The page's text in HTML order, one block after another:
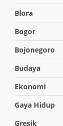
Blora
Bogor
Bojonegoro
Budaya
Ekonomi
Gaya Hidup
Gresik